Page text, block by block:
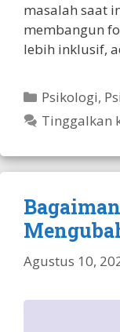
masalah saat
membangun
lebih inklusif,
Kategori
Psikologi,
Tinggalkan
Agustus 10,